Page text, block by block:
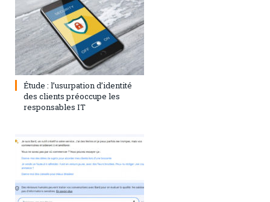
1 août 2023 0
Étude : l’usurpation d’identité
des clients préoccupe les
responsables IT